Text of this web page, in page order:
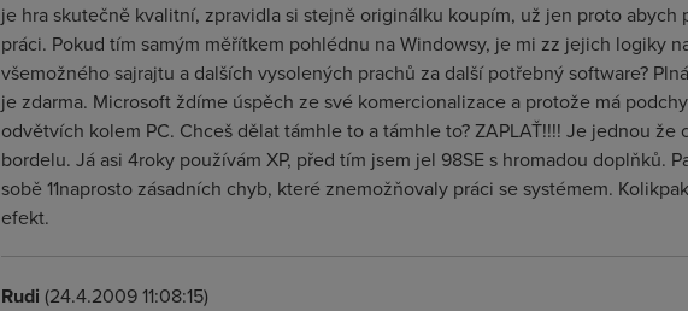
je hra skutečně kvalitní, zpravidla si stejně originálku koupím, už jen proto
práci. Pokud tím samým měřítkem pohlédnu na Windowsy, je mi zz jejich logiky
všemožného sajrajtu a dalších vysolených prachů za další potřebný software?
je zdarma. Microsoft ždíme úspěch ze své komercionalizace a protože má
odvětvích kolem PC. Chceš dělat támhle to a támhle to? ZAPLAŤ!!!! Je jednou
bordelu. Já asi 4roky používám XP, před tím jsem jel 98SE s hromadou doplňků.
sobě 11naprosto zásadních chyb, které znemožňovaly práci se systémem.
efekt.
Rudi (24.4.2009 11:08:15)